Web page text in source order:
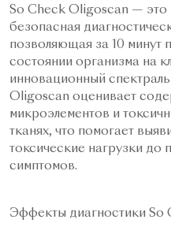
So Check Oligoscan — это
безопасная
позволяющая за 10 минут
состоянии организма на
инновационный
Oligoscan оценивает
микроэлементов и
тканях, что помогает
токсические нагрузки до
симптомов.
Эффекты диагностики So